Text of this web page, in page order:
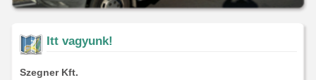
Itt vagyunk!
Szegner Kft.